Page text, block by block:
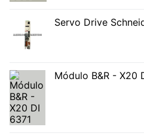
Servo Drive
Módulo B&R - X20